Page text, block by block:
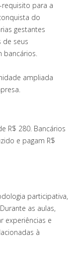
para a
do
gestantes
seus
bancários.
ampliada
R$ 280. Bancários
e pagam R$
participativa,
as aulas,
experiências e
à